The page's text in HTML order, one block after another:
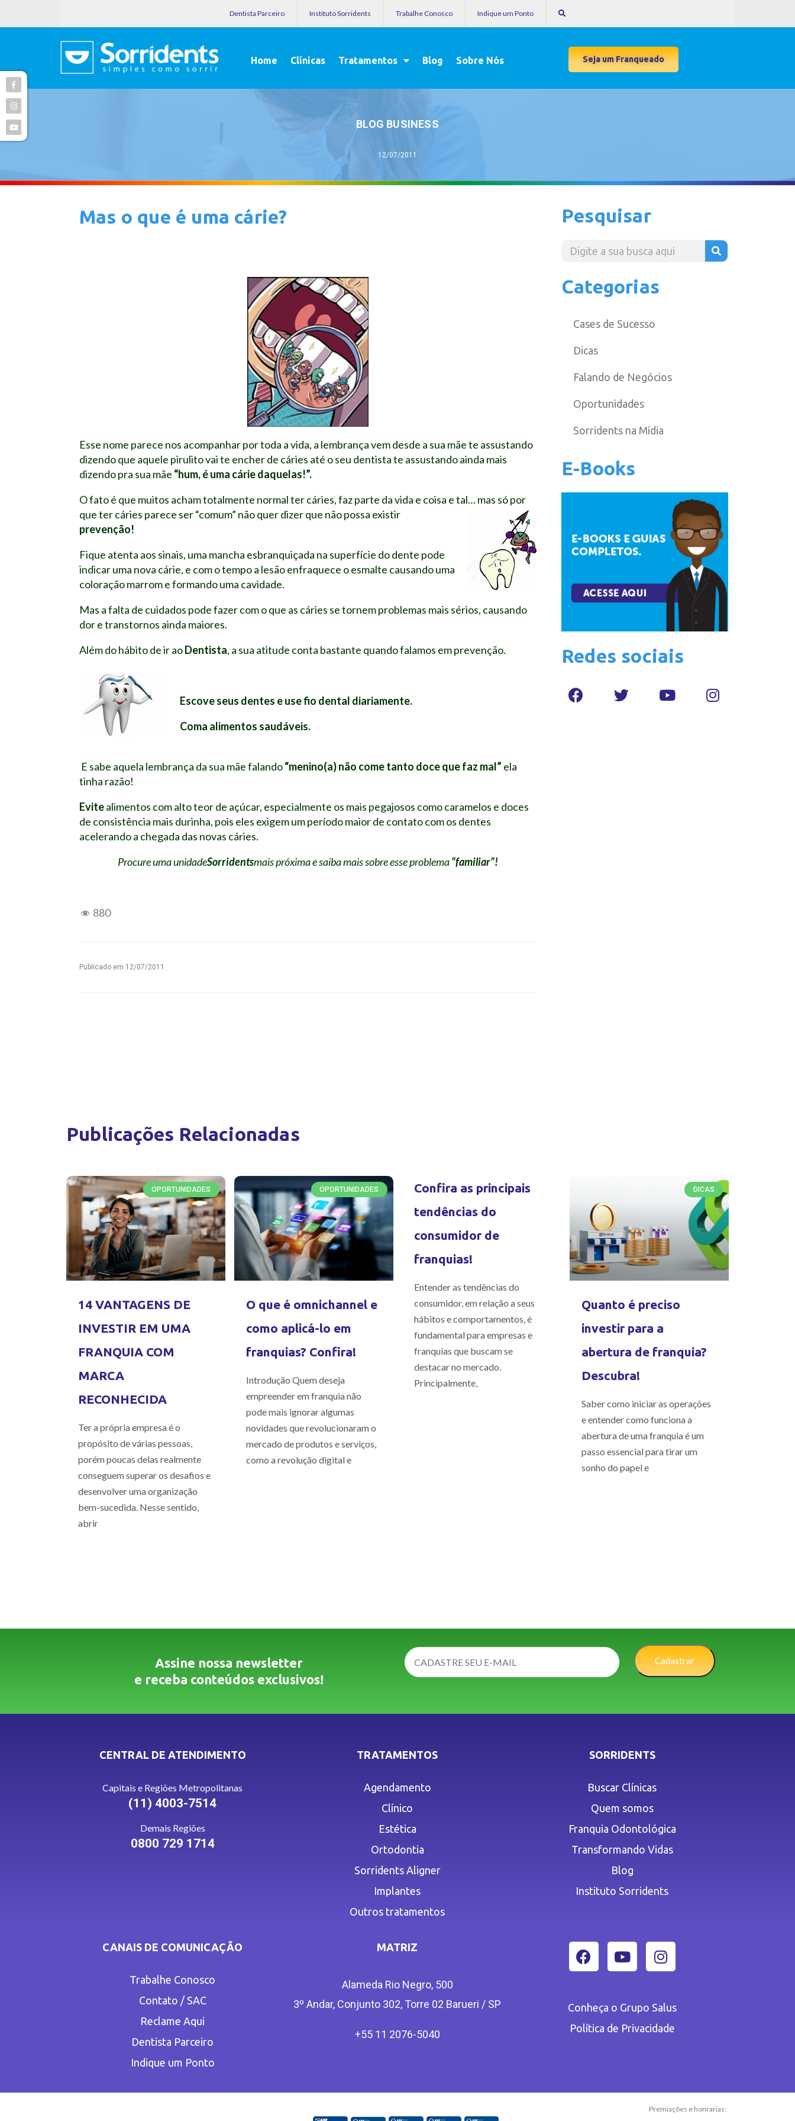
Dentista Parceiro Instituto Sorridents Trabalhe Conosco Indique um Ponto
Home Clínicas Tratamentos Blog Sobre Nós Seja um Franqueado
BLOG BUSINESS
12/07/2011
Mas o que é uma cárie?
Esse nome parece nos acompanhar por toda a vida, a lembrança vem desde a sua mãe te assustando
dizendo que aquele pirulito vai te encher de cáries até o seu dentista te assustando ainda mais
dizendo pra sua mãe “hum, é uma cárie daquelas!”.
O fato é que muitos acham totalmente normal ter cáries, faz parte da vida e coisa e tal… mas só por
que ter cáries parece ser “comum” não quer dizer que não possa existir
prevenção!
Fique atenta aos sinais, uma mancha esbranquiçada na superfície do dente pode
indicar uma nova cárie, e com o tempo a lesão enfraquece o esmalte causando uma
coloração marrom e formando uma cavidade.
Mas a falta de cuidados pode fazer com o que as cáries se tornem problemas mais sérios, causando
dor e transtornos ainda maiores.
Além do hábito de ir aoDentista, a sua atitude conta bastante quando falamos em prevenção.
Escove seus dentes e use fio dental diariamente.
Coma alimentos saudáveis.
E sabe aquela lembrança da sua mãe falando“menino(a) não come tanto doce que faz mal” ela
tinha razão!
Evitealimentos com alto teor de açúcar, especialmente os mais pegajosos como caramelos e doces
de consistência mais durinha, pois eles exigem um período maior de contato com os dentes
acelerando a chegada das novas cáries.
Procure uma unidadeSorridentsmais próxima e saiba mais sobre esse problema“familiar”!
880
Publicado em 12/07/2011
Pesquisar
Categorias
Cases de Sucesso
Dicas
Falando de Negócios
Oportunidades
Sorridents na Mídia
E-Books
Redes sociais
Publicações Relacionadas
OPORTUNIDADES
14 VANTAGENS DE
INVESTIR EM UMA
FRANQUIA COM
MARCA
RECONHECIDA
Ter a própria empresa é o
propósito de várias pessoas,
porém poucas delas realmente
conseguem superar os desafios e
desenvolver uma organização
bem-sucedida. Nesse sentido,
abrir
OPORTUNIDADES
O que é omnichannel e
como aplicá-lo em
franquias? Confira!
Introdução Quem deseja
empreender em franquia não
pode mais ignorar algumas
novidades que revolucionaram o
mercado de produtos e serviços,
como a revolução digital e
Confira as principais
tendências do
consumidor de
franquias!
Entender as tendências do
consumidor, em relação a seus
hábitos e comportamentos, é
fundamental para empresas e
franquias que buscam se
destacar no mercado.
Principalmente,
DICAS
Quanto é preciso
investir para a
abertura de franquia?
Descubra!
Saber como iniciar as operações
e entender como funciona a
abertura de uma franquia é um
passo essencial para tirar um
sonho do papel e
Assine nossa newsletter
e receba conteúdos exclusivos!
Cadastrar
CENTRAL DE ATENDIMENTO
Capitais e Regiões Metropolitanas
(11) 4003-7514
Demais Regiões
0800 729 1714
TRATAMENTOS
Agendamento
Clínico
Estética
Ortodontia
Sorridents Aligner
Implantes
Outros tratamentos
SORRIDENTS
Buscar Clínicas
Quem somos
Franquia Odontológica
Transformando Vidas
Blog
Instituto Sorridents
CANAIS DE COMUNICAÇÃO
Trabalhe Conosco
Contato / SAC
Reclame Aqui
Dentista Parceiro
Indique um Ponto
MATRIZ
Alameda Rio Negro, 500
3º Andar, Conjunto 302, Torre 02 Barueri / SP
+55 11 2076-5040
Conheça o Grupo Salus
Política de Privacidade
Premiações e honrarias: